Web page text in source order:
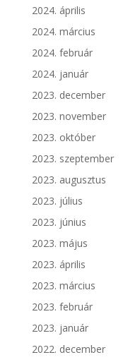
2024. április
2024. március
2024. február
2024. január
2023. december
2023. november
2023. október
2023. szeptember
2023. augusztus
2023. július
2023. június
2023. május
2023. április
2023. március
2023. február
2023. január
2022. december